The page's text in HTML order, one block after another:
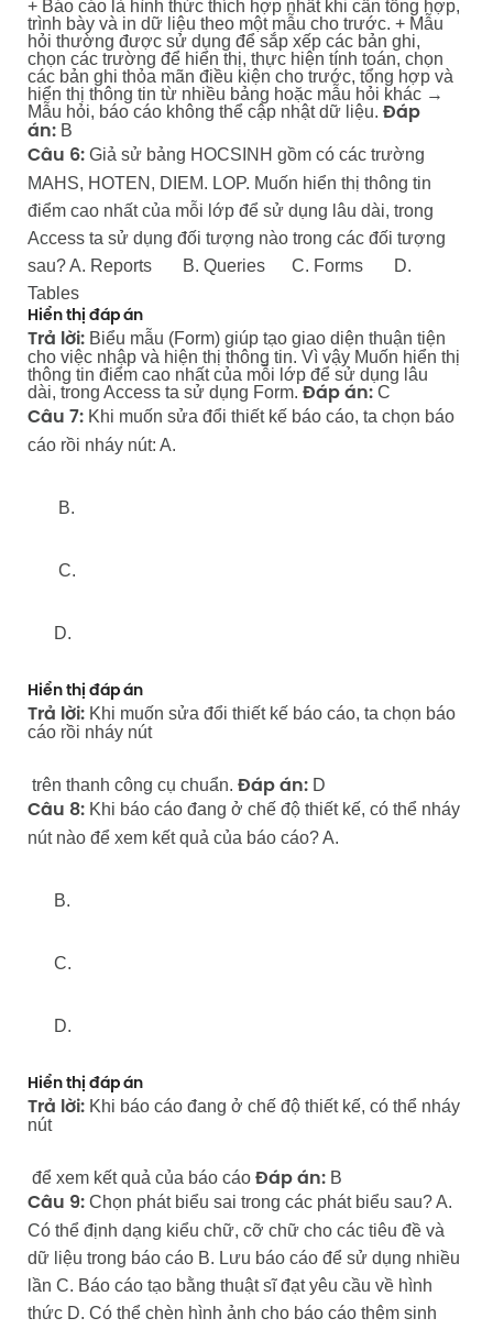
+ Báo cáo là hình thức thích hợp nhất khi cần tổng hợp,
trình bày và in dữ liệu theo một mẫu cho trước. + Mẫu
hỏi thường được sử dụng để sắp xếp các bản ghi,
chọn các trường để hiển thị, thực hiện tính toán, chọn
các bản ghi thỏa mãn điều kiện cho trước, tổng hợp và
hiển thị thông tin từ nhiều bảng hoặc mẫu hỏi khác →
Mẫu hỏi, báo cáo không thể cập nhật dữ liệu. Đáp
án:B
Câu 6:Giả sử bảng HOCSINH gồm có các trường
MAHS, HOTEN, DIEM. LOP. Muốn hiển thị thông tin
điểm cao nhất của mỗi lớp để sử dụng lâu dài, trong
Access ta sử dụng đối tượng nào trong các đối tượng
sau? A. Reports B. Queries C. Forms D.
Tables
Hiển thị đáp án
Trả lời:Biểu mẫu (Form) giúp tạo giao diện thuận tiện
cho việc nhập và hiện thị thông tin. Vì vậy Muốn hiển thị
thông tin điểm cao nhất của mỗi lớp để sử dụng lâu
dài, trong Access ta sử dụng Form. Đáp án:C
Câu 7:Khi muốn sửa đổi thiết kế báo cáo, ta chọn báo
cáo rồi nháy nút: A.
B.
C.
D.
Hiển thị đáp án
Trả lời:Khi muốn sửa đổi thiết kế báo cáo, ta chọn báo
cáo rồi nháy nút
trên thanh công cụ chuẩn. Đáp án:D
Câu 8:Khi báo cáo đang ở chế độ thiết kế, có thể nháy
nút nào để xem kết quả của báo cáo? A.
B.
C.
D.
Hiển thị đáp án
Trả lời:Khi báo cáo đang ở chế độ thiết kế, có thể nháy
nút
để xem kết quả của báo cáo Đáp án:B
Câu 9:Chọn phát biểu sai trong các phát biểu sau? A.
Có thể định dạng kiểu chữ, cỡ chữ cho các tiêu đề và
dữ liệu trong báo cáo B. Lưu báo cáo để sử dụng nhiều
lần C. Báo cáo tạo bằng thuật sĩ đạt yêu cầu về hình
thức D. Có thể chèn hình ảnh cho báo cáo thêm sinh